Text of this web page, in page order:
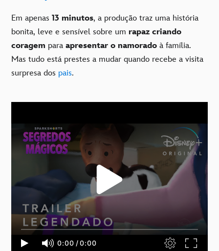
Em apenas 13 minutos, a produção traz uma história
bonita, leve e sensível sobre um rapaz criando
coragem para apresentar o namorado à família.
Mas tudo está prestes a mudar quando recebe a visita
surpresa dos pais.